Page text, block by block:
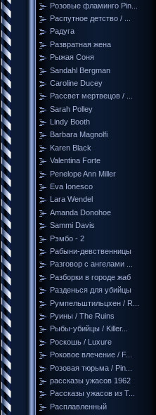
Розовые фламинго Pin...
Распутное детство / ...
Радуга
Развратная жена
Рыжая Соня
Sandahl Bergman
Caroline Ducey
Рассвет мертвецов / ...
Sarah Polley
Lindy Booth
Barbara Magnolfi
Karen Black
Valentina Forte
Penelope Ann Miller
Eva Ionesco
Lara Wendel
Amanda Donohoe
Sammi Davis
Рэмбо - 2
Рабыни-девственницы
Разговор с ангелами ...
Разборки в городе жаб
Разденься для убийцы
Румпельштильцхен / R...
Руины / The Ruins
Рыбы-убийцы / Killer...
Роскошь / Luxure
Роковое влечение / F...
Розовая тюрьма / Pin...
рассказы ужасов 1962
Рассказы ужасов из Т...
Расплавленный